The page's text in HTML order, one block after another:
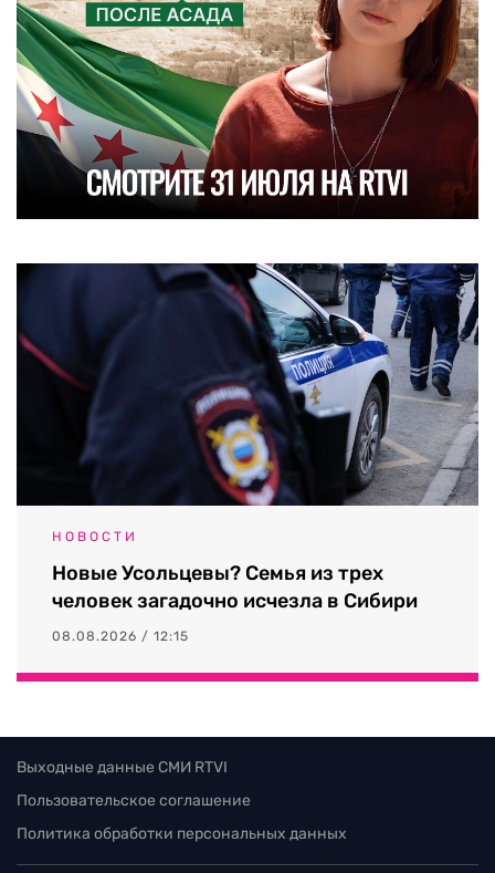
НОВОСТИ
Новые Усольцевы? Семья из трех
человек загадочно исчезла в Сибири
08.08.2026 / 12:15
Выходные данные СМИ RTVI
Пользовательское соглашение
Политика обработки персональных данных